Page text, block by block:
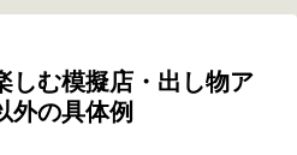
しむ模擬店・出し物ア
外の具体例